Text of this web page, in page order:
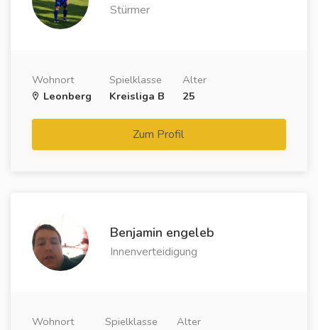
Stürmer
Wohnort
Leonberg
Spielklasse
Kreisliga B
Alter
25
Zum Profil
Benjamin engeleb
Innenverteidigung
Wohnort
Spielklasse
Alter